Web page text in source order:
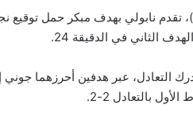
تقدم نابولي بهدف مبكر حمل توقيع
الثاني في الدقيقة 24.
التعادل، عبر هدفين أحرزهما